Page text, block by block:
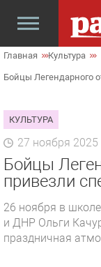
Главная Культура
Бойцы Легендарного
КУЛЬТУРА
27 ноября 2025
Бойцы
привезли
26 ноября в
и ДНР Ольги
праздничная